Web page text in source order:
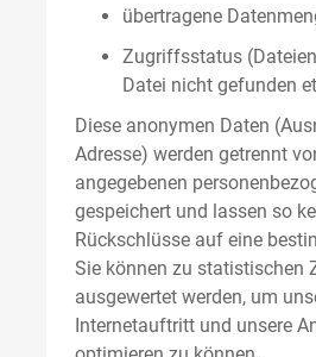
übertragene
Zugriffsstatus
Datei nicht gefunden
Diese anonymen Daten
Adresse) werden getrennt
angegebenen
gespeichert und lassen so
Rückschlüsse auf eine
Sie können zu statistischen
ausgewertet werden, um
Internetauftritt und unsere